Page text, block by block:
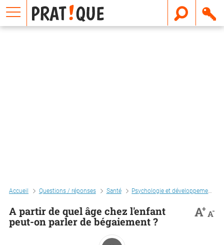
Accueil Questions / réponses Santé Psychologie et développement personnel
A partir de quel âge chez l'enfant
peut-on parler de bégaiement ?
A+A-
E
m
a